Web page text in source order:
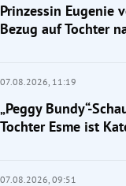
Prinzessin Eugenie
Bezug auf Tochter
07.08.2026, 11:19
„Peggy Bundy“-
Tochter Esme ist
07.08.2026, 09:51